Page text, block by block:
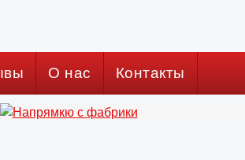
О нас Контакты